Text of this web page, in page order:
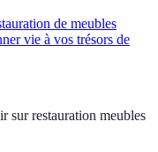
de meubles
vie à vos trésors de
sur restauration meubles